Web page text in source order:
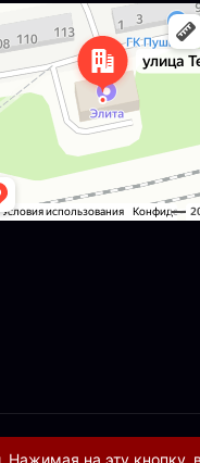
Tereshkovoy, 77 — Yandex